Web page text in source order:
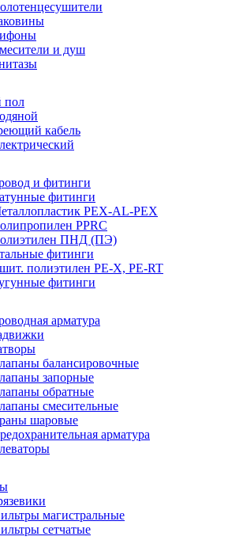
и душ
пол
кабель
и фитинги
фитинги
PEX-AL-PEX
PPRC
ПНД (ПЭ)
фитинги
полиэтилен PE-X, PE-RT
фитинги
арматура
балансировочные
запорные
обратные
смесительные
шаровые
арматура
магистральные
сетчатые